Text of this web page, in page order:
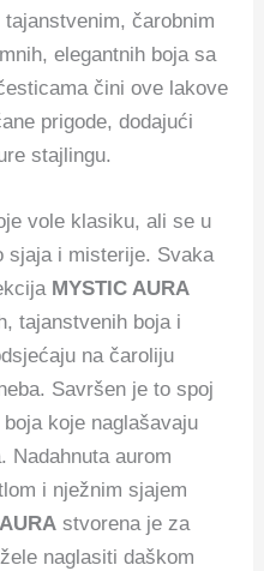
čarobnim
elegantnih boja sa
čini ove lakove
prigode, dodajući
stajlingu.
vole klasiku, ali se u
sjaja i misterije. Svaka
MYSTIC AURA
tajanstvenih boja i
na čaroliju
Savršen je to spoj
koje naglašavaju
Nadahnuta aurom
i nježnim sjajem
stvorena je za
naglasiti daškom